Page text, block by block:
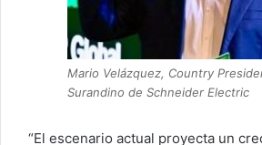
Mario Velázquez, Country
Surandino de Schneider Electric
“El escenario actual proyecta un